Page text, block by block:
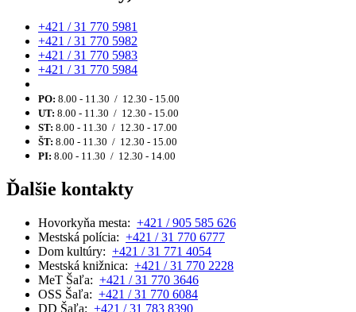
+421 / 31 770 5981
+421 / 31 770 5982
+421 / 31 770 5983
+421 / 31 770 5984
PO: 8.00 - 11.30 / 12.30 - 15.00
UT: 8.00 - 11.30 / 12.30 - 15.00
ST: 8.00 - 11.30 / 12.30 - 17.00
ŠT: 8.00 - 11.30 / 12.30 - 15.00
PI: 8.00 - 11.30 / 12.30 - 14.00
Ďalšie kontakty
Hovorkyňa mesta: +421 / 905 585 626
Mestská polícia: +421 / 31 770 6777
Dom kultúry: +421 / 31 771 4054
Mestská knižnica: +421 / 31 770 2228
MeT Šaľa: +421 / 31 770 3646
OSS Šaľa: +421 / 31 770 6084
DD Šaľa: +421 / 31 783 8390